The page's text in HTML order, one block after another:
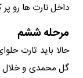
داخل تارت ها رو
مرحله ششم
حالا باید تارت
گل محمدی و خلال